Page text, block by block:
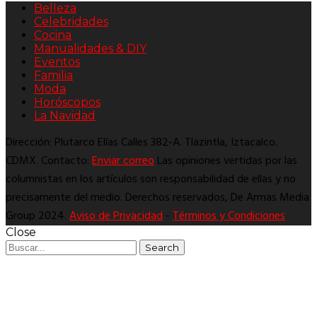
Belleza
Celebridades
Cocina
Manualidades & DIY
Eventos
Familia
Moda
Horóscopos
La Navidad
Dirección: Plutarco Elías Calles 382-A. Tlazintla, Iztacalco.
CDMX. Contacto:Enviar correoLas opiniones vertidas por las
columnistas en los artículos son responsabilidad de ellas y no
precisamente del medio. Derechos reservados, De Armas Media
Group 2024.Aviso de Privacidad-Términos y Condiciones
Close